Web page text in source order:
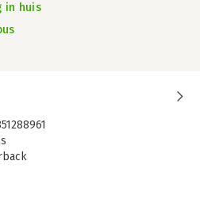
in huis